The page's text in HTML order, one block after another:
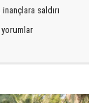
saldırı
yorumlar